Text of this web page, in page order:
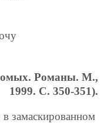
Романы. М.,
1999. С. 350-351).
замаскированном